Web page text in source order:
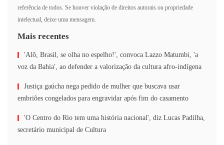
referência de todos. Se houver violação de direitos autorais ou propriedade
intelectual, deixe uma mensagem.
Mais recentes
'Alô, Brasil, se olha no espelho!', convoca Lazzo Matumbi, 'a
voz da Bahia', ao defender a valorização da cultura afro-indígena
Justiça gaúcha nega pedido de mulher que buscava usar
embriões congelados para engravidar após fim do casamento
'O Centro do Rio tem uma história nacional', diz Lucas Padilha,
secretário municipal de Cultura